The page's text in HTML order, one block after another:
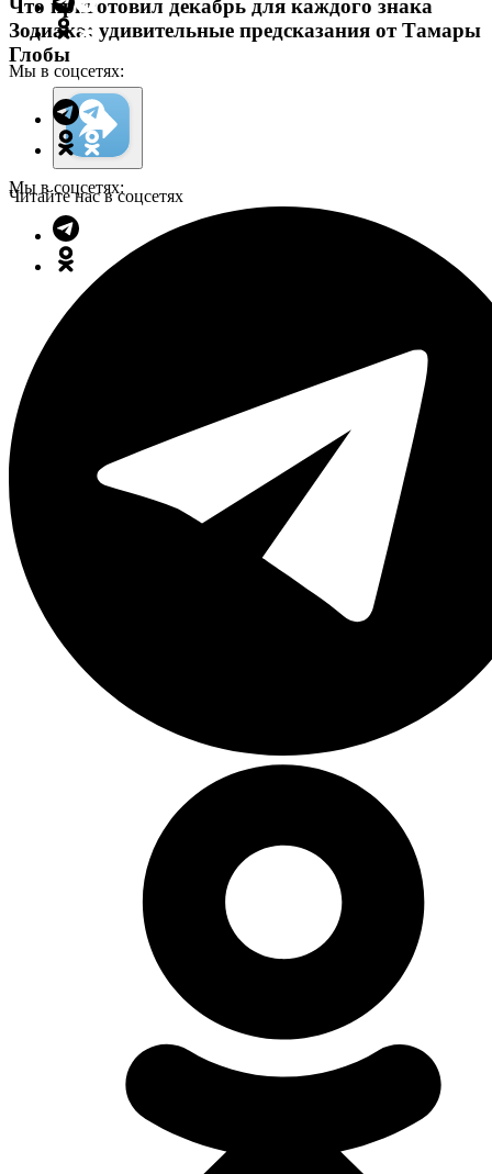
Мы в соцсетях:
Мы в соцсетях:
Что приготовил декабрь для каждого знака
Зодиака: удивительные предсказания от Тамары
Глобы
Читайте нас в соцсетях